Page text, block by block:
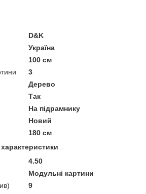
D&K
Україна
100 см
3
Дерево
Так
На підрамнику
Новий
180 см
4.50
Модульні картини
9